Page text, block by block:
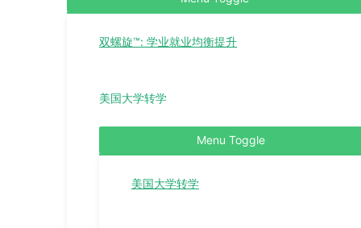
双螺旋™: 学业就业均衡提升
美国大学转学
Menu Toggle
美国大学转学